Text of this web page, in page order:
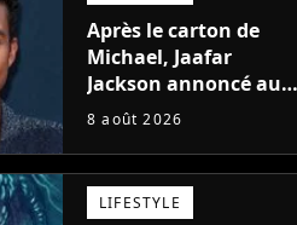
Après le carton de
Michael, Jaafar
Jackson annoncé au
casting d'un film
Smith
8 août 2026
LIFESTYLE